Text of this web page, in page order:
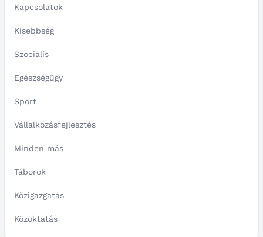
Kapcsolatok
Kisebbség
Szociális
Egészségügy
Sport
Vállalkozásfejlesztés
Minden más
Táborok
Közigazgatás
Közoktatás